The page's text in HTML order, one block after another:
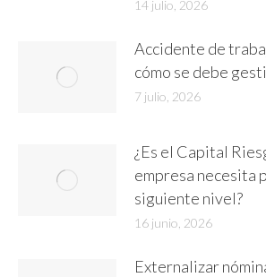
14 julio, 2026
Accidente de
cómo se debe
7 julio, 2026
¿Es el Capital
empresa necesita
siguiente nivel?
16 junio, 2026
Externalizar